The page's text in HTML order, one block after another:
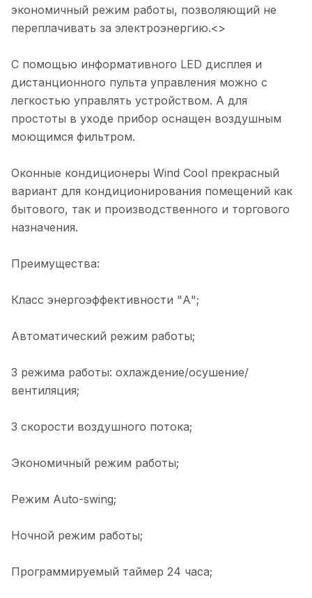
экономичный режим работы, позволяющий не
переплачивать за электроэнергию.<>
С помощью информативного LED дисплея и
дистанционного пульта управления можно с
легкостью управлять устройством. А для
простоты в уходе прибор оснащен воздушным
моющимся фильтром.
Оконные кондиционеры Wind Cool прекрасный
вариант для кондиционирования помещений как
бытового, так и производственного и торгового
назначения.
Преимущества:
Класс энергоэффективности "А";
Автоматический режим работы;
3 режима работы: охлаждение/осушение/
вентиляция;
3 скорости воздушного потока;
Экономичный режим работы;
Режим Auto-swing;
Ночной режим работы;
Программируемый таймер 24 часа;